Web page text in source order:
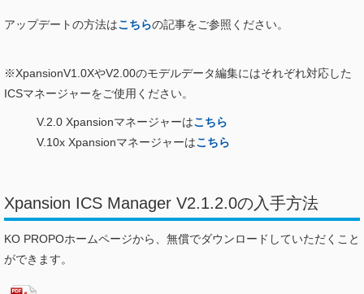
アップデートの方法はこちらの記事をご参照ください。
※XpansionV1.0XやV2.00のモデルデータ編集にはそれぞれ対応した
ICSマネージャーをご使用ください。
V.2.0 Xpansionマネージャーはこちら
V.10x Xpansionマネージャーはこちら
Xpansion ICS Manager V2.1.2.0の入手方法
KO PROPOホームページから、無償でダウンロードしていただくこと
ができます。